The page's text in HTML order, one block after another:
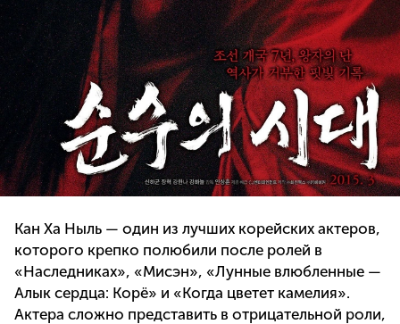
Кан Ха Ныль — один из лучших корейских актеров,
которого крепко полюбили после ролей в
«Наследниках», «Мисэн», «Лунные влюбленные —
Алык сердца: Корё» и «Когда цветет камелия».
Актера сложно представить в отрицательной роли,